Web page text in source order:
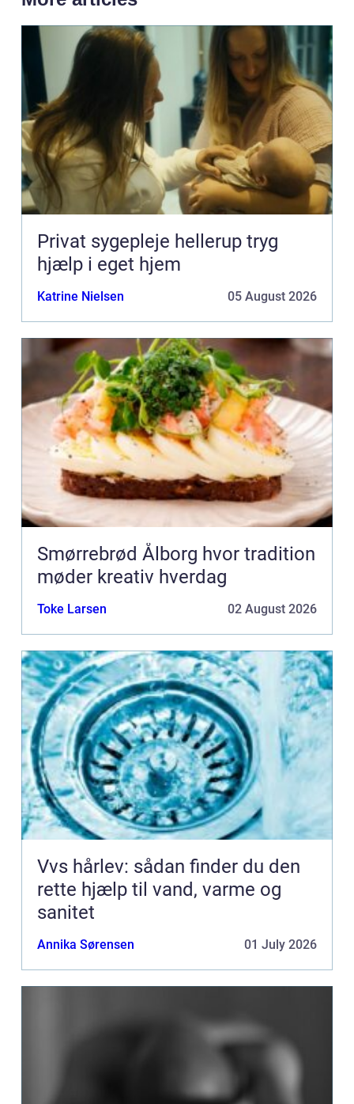
Privat sygepleje hellerup tryg
hjælp i eget hjem
Katrine Nielsen 05 August 2026
Smørrebrød Ålborg hvor tradition
møder kreativ hverdag
Toke Larsen 02 August 2026
Vvs hårlev: sådan finder du den
rette hjælp til vand, varme og
sanitet
Annika Sørensen 01 July 2026